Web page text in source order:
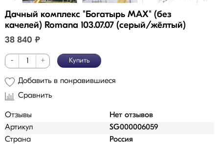
Дачный комплекс "Богатырь MAX" (без
качелей) Romana 103.07.07 (серый/жёлтый)
38 840 ₽
- + Купить
Добавить в понравившиеся
Сравнить
Отзывы
Нет отзывов
Артикул
SG000006059
Страна
Россия